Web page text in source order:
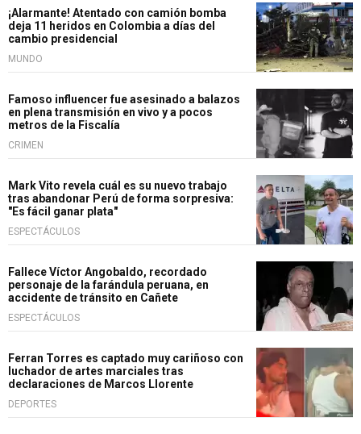
¡Alarmante! Atentado con camión bomba
deja 11 heridos en Colombia a días del
cambio presidencial
MUNDO
Famoso influencer fue asesinado a balazos
en plena transmisión en vivo y a pocos
metros de la Fiscalía
CRIMEN
Mark Vito revela cuál es su nuevo trabajo
tras abandonar Perú de forma sorpresiva:
"Es fácil ganar plata"
ESPECTÁCULOS
Fallece Víctor Angobaldo, recordado
personaje de la farándula peruana, en
accidente de tránsito en Cañete
ESPECTÁCULOS
Ferran Torres es captado muy cariñoso con
luchador de artes marciales tras
declaraciones de Marcos Llorente
DEPORTES